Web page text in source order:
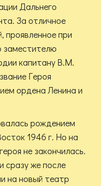
Дальнего
За отличное
проявленное при
заместителю
капитану В.М.
Героя
ордена Ленина и
рождением
1946 г. Но на
не закончилась.
сразу же после
на новый театр